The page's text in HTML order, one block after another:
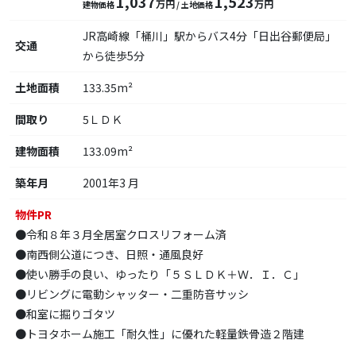
建物価格 万円 / 土地価格 万円
交通
JR高崎線「桶川」駅からバス4分「日出谷郵便局」
から徒歩5分
土地面積
133.35m²
間取り
5ＬＤＫ
建物面積
133.09m²
築年月
2001年3 月
物件PR
●令和８年３月全居室クロスリフォーム済
●南西側公道につき、日照・通風良好
●使い勝手の良い、ゆったり「５ＳＬＤＫ＋Ｗ．Ｉ．Ｃ」
●リビングに電動シャッター・二重防音サッシ
●和室に掘りゴタツ
●トヨタホーム施工「耐久性」に優れた軽量鉄骨造２階建